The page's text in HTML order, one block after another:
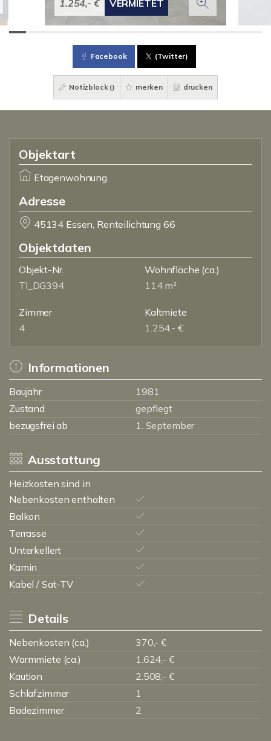
1.254,- € VERMIETET
Facebook (Twitter)
Notizblock () merken drucken
Objektart
Etagenwohnung
Adresse
45134 Essen, Renteilichtung 66
Objektdaten
Objekt-Nr.
TI_DG394
Wohnfläche (ca.)
114 m²
Zimmer
4
Kaltmiete
1.254,- €
Informationen
Baujahr
1981
Zustand
gepflegt
bezugsfrei ab
1. September
Ausstattung
Heizkosten sind in
Nebenkosten enthalten
Balkon
Terrasse
Unterkellert
Kamin
Kabel / Sat-TV
Details
Nebenkosten (ca.)
370,- €
Warmmiete (ca.)
1.624,- €
Kaution
2.508,- €
Schlafzimmer
1
Badezimmer
2